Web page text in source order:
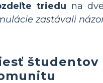
triedu na
zastávali
študentov